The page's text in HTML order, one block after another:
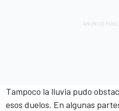
Tampoco la lluvia pudo
esos duelos. En algunas